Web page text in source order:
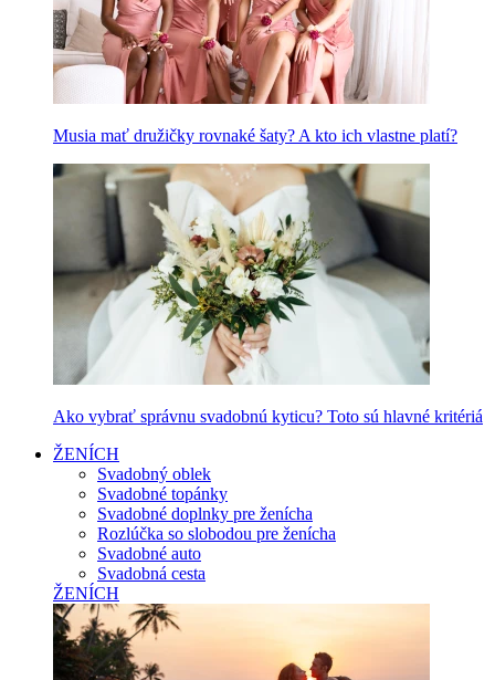
Musia mať družičky rovnaké šaty? A kto ich vlastne platí?
Ako vybrať správnu svadobnú kyticu? Toto sú hlavné kritériá
ŽENÍCH
Svadobný oblek
Svadobné topánky
Svadobné doplnky pre ženícha
Rozlúčka so slobodou pre ženícha
Svadobné auto
Svadobná cesta
ŽENÍCH